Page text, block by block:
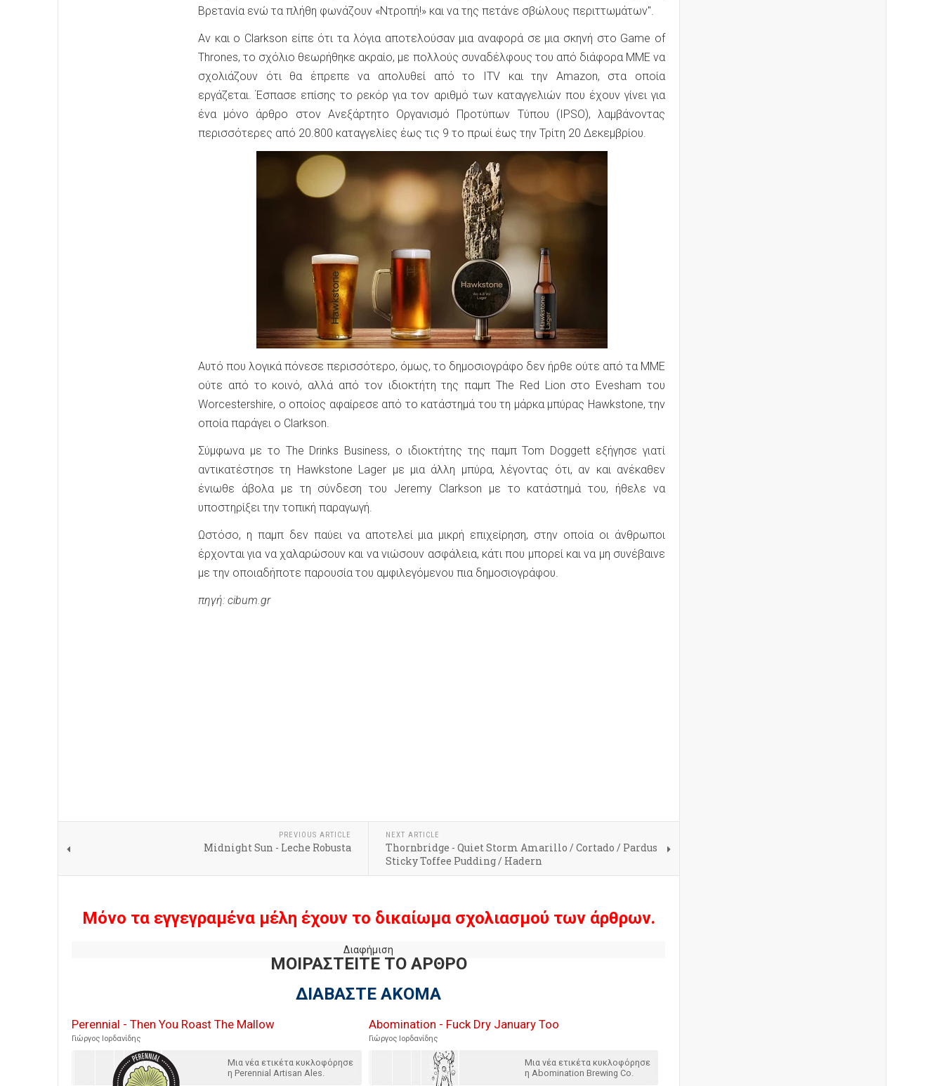
Βρετανία ενώ τα πλήθη φωνάζουν «Ντροπή!» και να της πετάνε σβώλους περιττωμάτων".
Αν και ο Clarkson είπε ότι τα λόγια αποτελούσαν μια αναφορά σε μια σκηνή στο Game of
Thrones, το σχόλιο θεωρήθηκε ακραίο, με πολλούς συναδέλφους του από διάφορα ΜΜΕ να
σχολιάζουν ότι θα έπρεπε να απολυθεί από το ITV και την Amazon, στα οποία
εργάζεται. Έσπασε επίσης το ρεκόρ για τον αριθμό των καταγγελιών που έχουν γίνει για
ένα μόνο άρθρο στον Ανεξάρτητο Οργανισμό Προτύπων Τύπου (IPSO), λαμβάνοντας
περισσότερες από 20.800 καταγγελίες έως τις 9 το πρωί έως την Τρίτη 20 Δεκεμβρίου.
Αυτό που λογικά πόνεσε περισσότερο, όμως, το δημοσιογράφο δεν ήρθε ούτε από τα ΜΜΕ
ούτε από το κοινό, αλλά από τον ιδιοκτήτη της παμπ The Red Lion στο Evesham του
Worcestershire, ο οποίος αφαίρεσε από το κατάστημά του τη μάρκα μπύρας Hawkstone, την
οποία παράγει ο Clarkson.
Σύμφωνα με το The Drinks Business, ο ιδιοκτήτης της παμπ Tom Doggett εξήγησε γιατί
αντικατέστησε τη Hawkstone Lager με μια άλλη μπύρα, λέγοντας ότι, αν και ανέκαθεν
ένιωθε άβολα με τη σύνδεση του Jeremy Clarkson με το κατάστημά του, ήθελε να
υποστηρίξει την τοπική παραγωγή.
Ωστόσο, η παμπ δεν παύει να αποτελεί μια μικρή επιχείρηση, στην οποία οι άνθρωποι
έρχονται για να χαλαρώσουν και να νιώσουν ασφάλεια, κάτι που μπορεί και να μη συνέβαινε
με την οποιαδήποτε παρουσία του αμφιλεγόμενου πια δημοσιογράφου.
πηγή: cibum.gr
PREVIOUS ARTICLE
Midnight Sun - Leche Robusta
NEXT ARTICLE
Thornbridge - Quiet Storm Amarillo / Cortado / Pardus
Sticky Toffee Pudding / Hadern
Μόνο τα εγγεγραμένα μέλη έχουν το δικαίωμα σχολιασμού των άρθρων.
Διαφήμιση
ΜΟΙΡΑΣΤΕΙΤΕ ΤΟ ΑΡΘΡΟ
ΔΙΑΒΑΣΤΕ ΑΚΟΜΑ
Perennial - Then You Roast The Mallow
Γιώργος Ιορδανίδης
Μια νέα ετικέτα κυκλοφόρησε
η Perennial Artisan Ales.
Abomination - Fuck Dry January Too
Γιώργος Ιορδανίδης
Μια νέα ετικέτα κυκλοφόρησε
η Abomination Brewing Co.